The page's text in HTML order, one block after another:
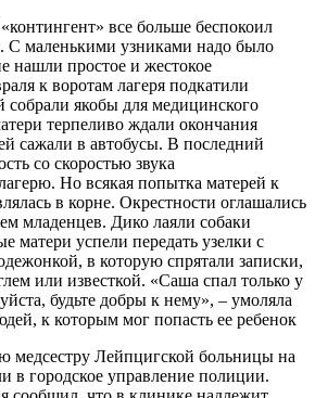
все больше беспокоил
С маленькими узниками надо было
нашли простое и жестокое
к воротам лагеря подкатили
собрали якобы для медицинского
терпеливо ждали окончания
сажали в автобусы. В последний
со скоростью звука
Но всякая попытка матерей к
в корне. Окрестности оглашались
младенцев. Дико лаяли собаки
матери успели передать узелки с
в которую спрятали записки,
или известкой. «Саша спал только у
будьте добры к нему», – умоляла
к которым мог попасть ее ребенок
медсестру Лейпцигской больницы на
в городское управление полиции.